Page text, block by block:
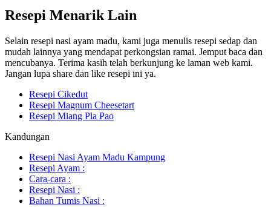
Resepi Menarik Lain
Selain resepi nasi ayam madu, kami juga menulis resepi sedap dan
mudah lainnya yang mendapat perkongsian ramai. Jemput baca dan
mencubanya. Terima kasih telah berkunjung ke laman web kami.
Jangan lupa share dan like resepi ini ya.
Resepi Cikedut
Resepi Magnum Cheesetart
Resepi Miang Pla Pao
Kandungan
Resepi Nasi Ayam Madu Kampung
Resepi Ayam :
Cara-cara :
Resepi Nasi :
Bahan Tumis Nasi :